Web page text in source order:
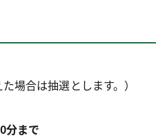
場合は抽選とします。）
分まで